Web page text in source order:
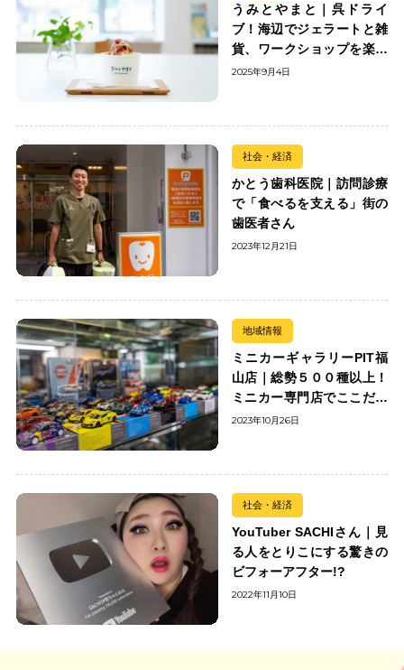
うみとやまと｜呉ドライ
ブ！海辺でジェラートと雑
貨、ワークショップを楽し
む
2025年9月4日
社会・経済
かとう歯科医院｜訪問診療
で「食べるを支える」街の
歯医者さん
2023年12月21日
地域情報
ミニカーギャラリーPIT福
山店｜総勢５００種以上！
ミニカー専門店でここだけ
の出会いを楽しもう
2023年10月26日
社会・経済
YouTuber SACHIさん｜見
る人をとりこにする驚きの
ビフォーアフター!?
2022年11月10日